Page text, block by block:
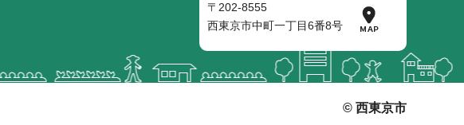
〒202-8555
西東京市中町一丁目6番8号
© 西東京市